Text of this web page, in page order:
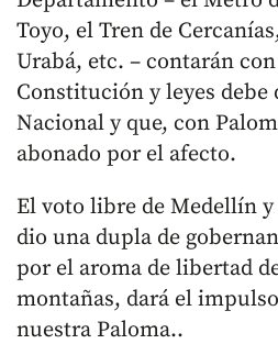
Toyo, el Tren de
Urabá, etc. – contarán
Constitución y leyes debe
Nacional y que, con
abonado por el afecto.
El voto libre de Medellín
dio una dupla de
por el aroma de libertad
montañas, dará el
nuestra Paloma..